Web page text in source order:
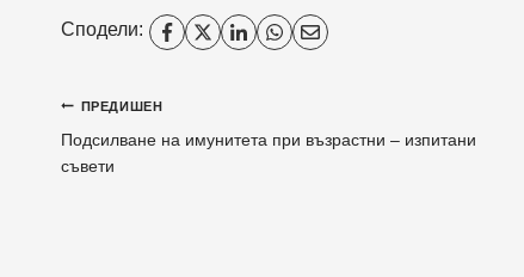
Сподели:
Навигация
ПРЕДИШЕН
Подсилване на имунитета при възрастни – изпитани
съвети